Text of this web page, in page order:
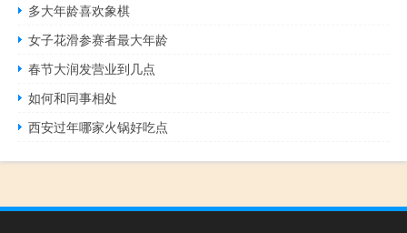
多大年龄喜欢象棋
女子花滑参赛者最大年龄
春节大润发营业到几点
如何和同事相处
西安过年哪家火锅好吃点